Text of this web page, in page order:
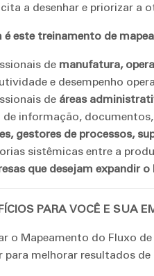
a desenhar e priorizar a
é este treinamento de
de manufatura,
e desempenho
de áreas
de informação,
gestores de processos,
sistêmicas entre a
que desejam expandir
PARA VOCÊ E SUA
o Mapeamento do Fluxo
para melhorar resultados